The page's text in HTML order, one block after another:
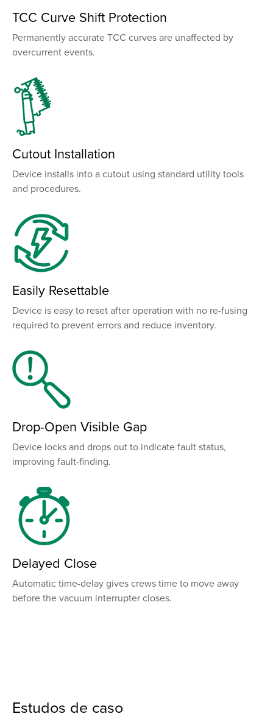
TCC Curve Shift Protection
Permanently accurate TCC curves are unaffected by
overcurrent events.
Cutout Installation
Device installs into a cutout using standard utility tools
and procedures.
Easily Resettable
Device is easy to reset after operation with no re-fusing
required to prevent errors and reduce inventory.
Drop-Open Visible Gap
Device locks and drops out to indicate fault status,
improving fault-finding.
Delayed Close
Automatic time-delay gives crews time to move away
before the vacuum interrupter closes.
Estudos de caso